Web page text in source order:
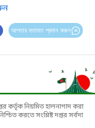
আপনার মতামত প্রদান করুন
কর্তৃক নিয়মিত হালনাগাদ করা
করতে সংশ্লিষ্ট দপ্তর সর্বদা